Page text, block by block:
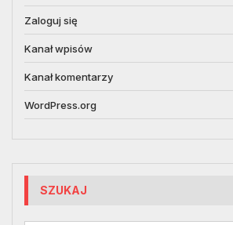
Zaloguj się
Kanał wpisów
Kanał komentarzy
WordPress.org
SZUKAJ